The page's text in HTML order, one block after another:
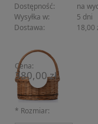
Dostępność:
na
Wysyłka w:
5 dni
Dostawa:
18,00
Cena nie zawiera
Cena:
380,00 zł
* Rozmiar: